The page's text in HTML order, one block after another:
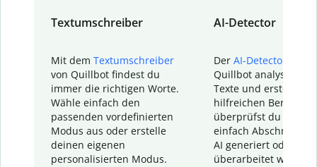
Textumschreiber
Mit dem Textumschreiber
von Quillbot findest du
immer die richtigen Worte.
Wähle einfach den
passenden vordefinierten
Modus aus oder erstelle
deinen eigenen
personalisierten Modus.
AI-Detector
Der AI-Detector
Quillbot analysiert
Texte und erstellt
hilfreichen Bericht.
überprüfst du
einfach Abschnitte,
AI generiert oder
überarbeitet wurden.